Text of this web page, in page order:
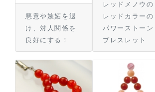
悪意や嫉妬を退
け、対人関係を
良好にする！
レッドメノウの
レッドカラーの
パワーストーン
ブレスレット